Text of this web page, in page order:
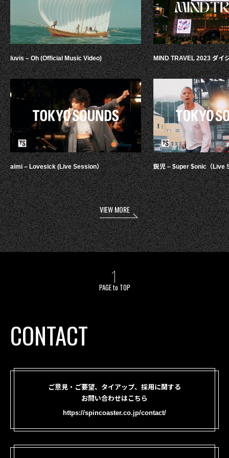
luvis – Oh (Official Music Video)
aimi – Lovesick (Live Session）
MIND TRAVEL 2023 ダイ
鋭児 – $uper $onic（Live
VIEW MORE
PAGE to TOP
CONTACT
ご意見・ご要望、タイアップ、採用に関する
お問い合わせはこちら
https://spincoaster.co.jp/contact/